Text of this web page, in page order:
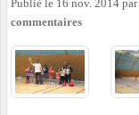
Publié le 16 nov. 2014 par
commentaires